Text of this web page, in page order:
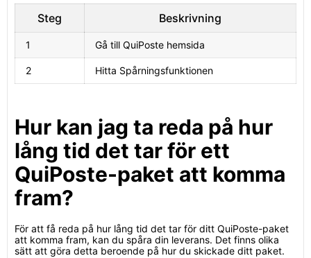
Steg Beskrivning
1 Gå till QuiPoste hemsida
2 Hitta Spårningsfunktionen
Hur kan jag ta reda på hur
lång tid det tar för ett
QuiPoste-paket att komma
fram?
För att få reda på hur lång tid det tar för ditt QuiPoste-paket
att komma fram, kan du spåra din leverans. Det finns olika
sätt att göra detta beroende på hur du skickade ditt paket.